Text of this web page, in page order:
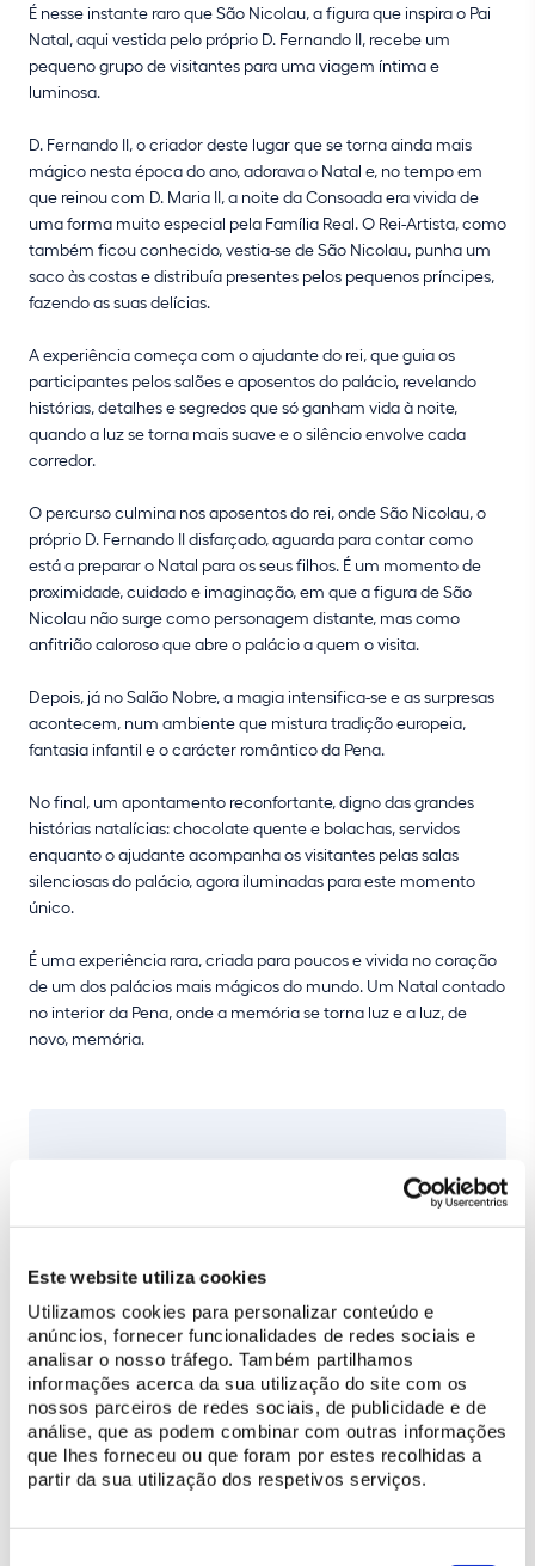
Este website utiliza cookies
Utilizamos cookies para personalizar conteúdo e
anúncios, fornecer funcionalidades de redes sociais e
analisar o nosso tráfego. Também partilhamos
informações acerca da sua utilização do site com os
nossos parceiros de redes sociais, de publicidade e de
análise, que as podem combinar com outras informações
que lhes forneceu ou que foram por estes recolhidas a
partir da sua utilização dos respetivos serviços.
É nesse instante raro que São Nicolau, a figura que inspira o Pai
Natal, aqui vestida pelo próprio D. Fernando II, recebe um
pequeno grupo de visitantes para uma viagem íntima e
luminosa.
D. Fernando II, o criador deste lugar que se torna ainda mais
mágico nesta época do ano, adorava o Natal e, no tempo em
que reinou com D. Maria II, a noite da Consoada era vivida de
uma forma muito especial pela Família Real. O Rei-Artista, como
também ficou conhecido, vestia-se de São Nicolau, punha um
saco às costas e distribuía presentes pelos pequenos príncipes,
fazendo as suas delícias.
A experiência começa com o ajudante do rei, que guia os
participantes pelos salões e aposentos do palácio, revelando
histórias, detalhes e segredos que só ganham vida à noite,
quando a luz se torna mais suave e o silêncio envolve cada
corredor.
O percurso culmina nos aposentos do rei, onde São Nicolau, o
próprio D. Fernando II disfarçado, aguarda para contar como
está a preparar o Natal para os seus filhos. É um momento de
proximidade, cuidado e imaginação, em que a figura de São
Nicolau não surge como personagem distante, mas como
anfitrião caloroso que abre o palácio a quem o visita.
Depois, já no Salão Nobre, a magia intensifica-se e as surpresas
acontecem, num ambiente que mistura tradição europeia,
fantasia infantil e o carácter romântico da Pena.
No final, um apontamento reconfortante, digno das grandes
histórias natalícias: chocolate quente e bolachas, servidos
enquanto o ajudante acompanha os visitantes pelas salas
silenciosas do palácio, agora iluminadas para este momento
único.
É uma experiência rara, criada para poucos e vivida no coração
de um dos palácios mais mágicos do mundo. Um Natal contado
no interior da Pena, onde a memória se torna luz e a luz, de
novo, memória.
Acessibilidades
Percurso de visita não acessível